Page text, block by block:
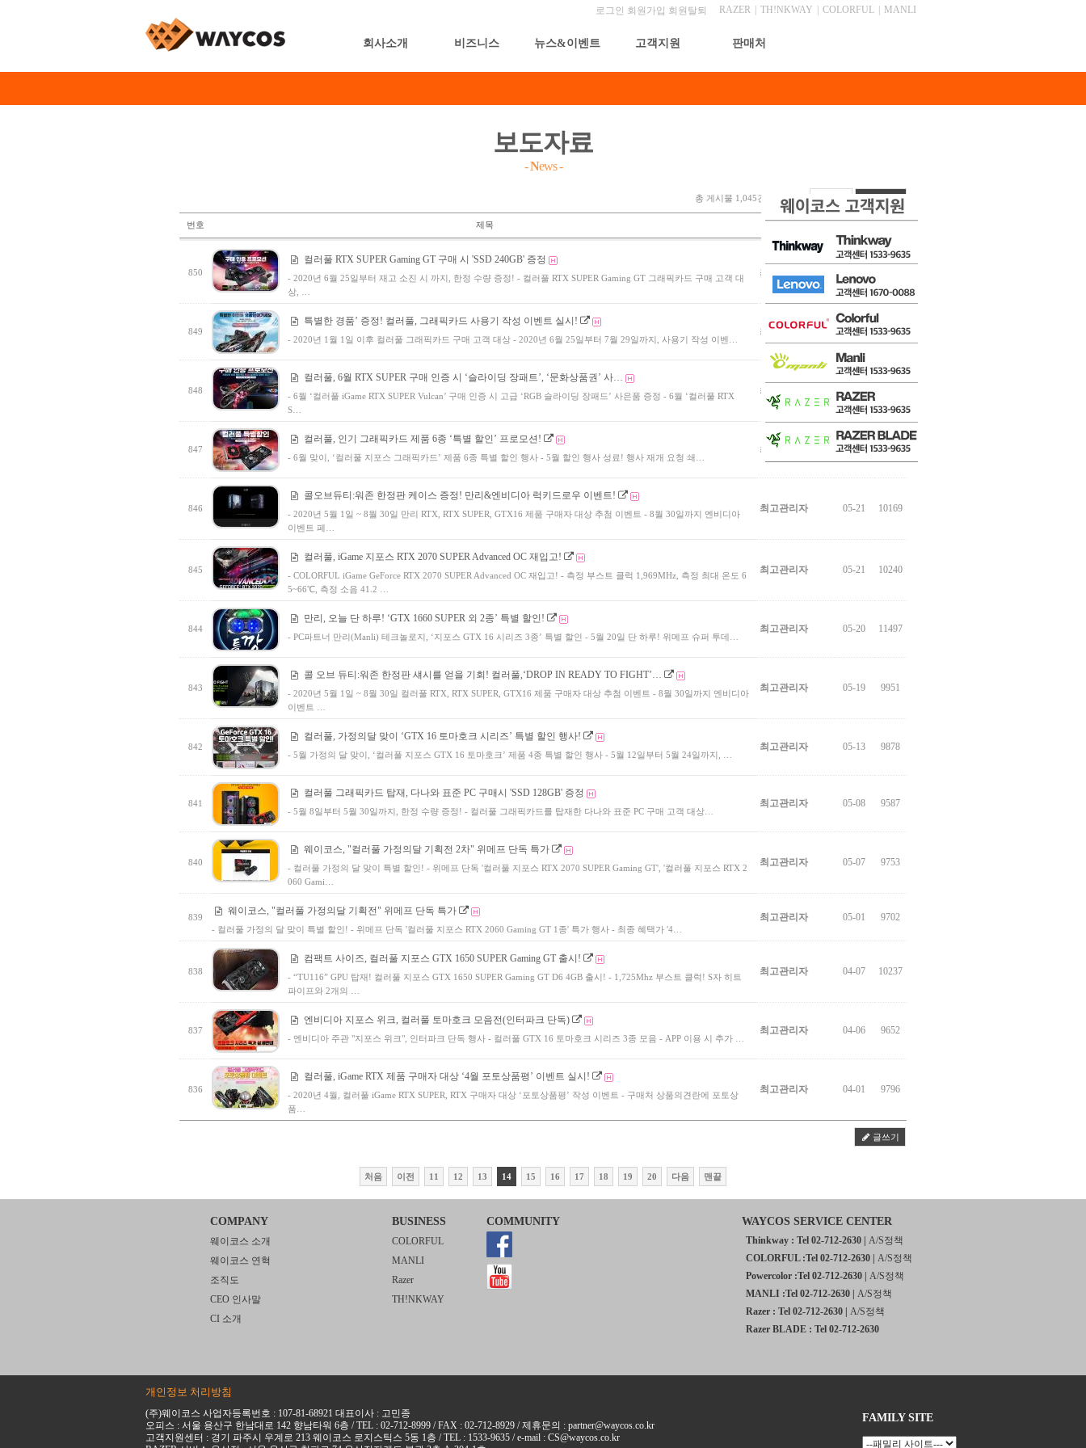
로그인 회원가입 회원탈퇴 MANLI
COLORFUL
TH!NKWAY
RAZER
회사소개 비즈니스 뉴스&이벤트 고객지원 판매처
보도자료
-News-
총 게시물 1,045건, 최근 0 건 안내 글쓰기
번호 제목 글쓴이 날짜 조회
850
컬러풀 RTX SUPER Gaming GT 구매 시 'SSD 240GB' 증정
- 2020년 6월 25일부터 재고 소진 시 까지, 한정 수량 증정! - 컬러풀 RTX SUPER Gaming GT 그래픽카드 구매 고객 대
상, …
최고관리자
849
특별한 경품’ 증정! 컬러풀, 그래픽카드 사용기 작성 이벤트 실시!
- 2020년 1월 1일 이후 컬러풀 그래픽카드 구매 고객 대상 - 2020년 6월 25일부터 7월 29일까지, 사용기 작성 이벤…
최고관리자 06-25 10153
848
컬러풀, 6월 RTX SUPER 구매 인증 시 ‘슬라이딩 장패트’, ‘문화상품권’ 사…
- 6월 ‘컬러풀 iGame RTX SUPER Vulcan’ 구매 인증 시 고급 ‘RGB 슬라이딩 장패드’ 사은품 증정 - 6월 ‘컬러풀 RTX
S…
최고관리자 06-02
847
컬러풀, 인기 그래픽카드 제품 6종 ‘특별 할인’ 프로모션!
- 6월 맞이, ‘컬러풀 지포스 그래픽카드’ 제품 6종 특별 할인 행사 - 5월 할인 행사 성료! 행사 재개 요청 쇄…
최고관리자 06-01 10592
846
콜오브듀티:워존 한정판 케이스 증정! 만리&엔비디아 럭키드로우 이벤트!
- 2020년 5월 1일 ~ 8월 30일 만리 RTX, RTX SUPER, GTX16 제품 구매자 대상 추첨 이벤트 - 8월 30일까지 엔비디아
이벤트 페…
최고관리자 05-21 10169
845
컬러풀, iGame 지포스 RTX 2070 SUPER Advanced OC 재입고!
- COLORFUL iGame GeForce RTX 2070 SUPER Advanced OC 재입고! - 측정 부스트 클럭 1,969MHz, 측정 최대 온도 6
5~66℃, 측정 소음 41.2 …
최고관리자 05-21 10240
844
만리, 오늘 단 하루! ‘GTX 1660 SUPER 외 2종’ 특별 할인!
- PC파트너 만리(Manli) 테크놀로지, ‘지포스 GTX 16 시리즈 3종’ 특별 할인 - 5월 20일 단 하루! 위메프 슈퍼 투데…
최고관리자 05-20 11497
843
콜 오브 듀티:워존 한정판 섀시를 얻을 기회! 컬러풀,‘DROP IN READY TO FIGHT’…
- 2020년 5월 1일 ~ 8월 30일 컬러풀 RTX, RTX SUPER, GTX16 제품 구매자 대상 추첨 이벤트 - 8월 30일까지 엔비디아
이벤트 …
최고관리자 05-19 9951
842
컬러풀, 가정의달 맞이 ‘GTX 16 토마호크 시리즈’ 특별 할인 행사!
- 5월 가정의 달 맞이, ‘컬러풀 지포스 GTX 16 토마호크’ 제품 4종 특별 할인 행사 - 5월 12일부터 5월 24일까지, …
최고관리자 05-13 9878
841
컬러풀 그래픽카드 탑재, 다나와 표준 PC 구매시 'SSD 128GB' 증정
- 5월 8일부터 5월 30일까지, 한정 수량 증정! - 컬러풀 그래픽카드를 탑재한 다나와 표준 PC 구매 고객 대상…
최고관리자 05-08 9587
840
웨이코스, "컬러풀 가정의달 기획전 2차" 위메프 단독 특가
- 컬러풀 가정의 달 맞이 특별 할인! - 위메프 단독 '컬러풀 지포스 RTX 2070 SUPER Gaming GT', '컬러풀 지포스 RTX 2
060 Gami…
최고관리자 05-07 9753
839
웨이코스, "컬러풀 가정의달 기획전" 위메프 단독 특가
- 컬러풀 가정의 달 맞이 특별 할인! - 위메프 단독 '컬러풀 지포스 RTX 2060 Gaming GT 1종' 특가 행사 - 최종 혜택가 '4…
최고관리자 05-01 9702
838
컴팩트 사이즈, 컬러풀 지포스 GTX 1650 SUPER Gaming GT 출시!
- “TU116” GPU 탑재! 컬러풀 지포스 GTX 1650 SUPER Gaming GT D6 4GB 출시! - 1,725Mhz 부스트 클럭! S자 히트
파이프와 2개의 …
최고관리자 04-07 10237
837
엔비디아 지포스 위크, 컬러풀 토마호크 모음전(인터파크 단독)
- 엔비디아 주관 "지포스 위크", 인터파크 단독 행사 - 컬러풀 GTX 16 토마호크 시리즈 3종 모음 - APP 이용 시 추가 …
최고관리자 04-06 9652
836
컬러풀, iGame RTX 제품 구매자 대상 ‘4월 포토상품평’ 이벤트 실시!
- 2020년 4월, 컬러풀 iGame RTX SUPER, RTX 구매자 대상 ‘포토상품평’ 작성 이벤트 - 구매처 상품의견란에 포토상
품…
최고관리자 04-01 9796
글쓰기
처음 이전 11 12 13 14 15 16 17 18 19 20 다음 맨끝
COMPANY
웨이코스 소개
웨이코스 연혁
조직도
CEO 인사말
CI 소개
BUSINESS
COLORFUL
MANLI
Razer
TH!NKWAY
COMMUNITY WAYCOS SERVICE CENTER
Thinkway : Tel 02-712-2630 | A/S정책
COLORFUL :Tel 02-712-2630 | A/S정책
Powercolor :Tel 02-712-2630 | A/S정책
MANLI :Tel 02-712-2630 | A/S정책
Razer : Tel 02-712-2630 | A/S정책
Razer BLADE : Tel 02-712-2630
개인정보 처리방침
(주)웨이코스 사업자등록번호 : 107-81-68921 대표이사 : 고민종
오피스 : 서울 용산구 한남대로 142 향남타워 6층 / TEL : 02-712-8999 / FAX : 02-712-8929 / 제휴문의 : partner@waycos.co.kr
고객지원센터 : 경기 파주시 우계로 213 웨이코스 로지스틱스 5동 1층 / TEL : 1533-9635 / e-mail : CS@waycos.co.kr
FAMILY SITE